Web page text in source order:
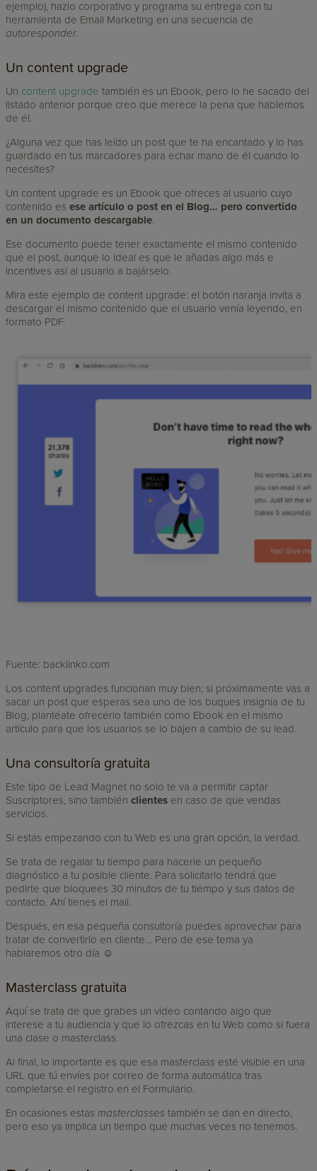
ejemplo), hazlo corporativo y programa su entrega con tu
herramienta de Email Marketing en una secuencia de
autoresponder.
Un content upgrade
Un content upgrade también es un Ebook, pero lo he sacado del
listado anterior porque creo que merece la pena que hablemos
de él.
¿Alguna vez que has leído un post que te ha encantado y lo has
guardado en tus marcadores para echar mano de él cuando lo
necesites?
Un content upgrade es un Ebook que ofreces al usuario cuyo
contenido esese artículo o post en el Blog… pero convertido
en un documento descargable.
Ese documento puede tener exactamente el mismo contenido
que el post, aunque lo ideal es que le añadas algo más e
incentives así al usuario a bajárselo.
Mira este ejemplo de content upgrade: el botón naranja invita a
descargar el mismo contenido que el usuario venía leyendo, en
formato PDF.
Fuente: backlinko.com
Los content upgrades funcionan muy bien; si próximamente vas a
sacar un post que esperas sea uno de los buques insignia de tu
Blog, plantéate ofrecerlo también como Ebook en el mismo
artículo para que los usuarios se lo bajen a cambio de su lead.
Una consultoría gratuita
Este tipo de Lead Magnet no solo te va a permitir captar
Suscriptores, sino tambiénclientes en caso de que vendas
servicios.
Si estás empezando con tu Web es una gran opción, la verdad.
Se trata de regalar tu tiempo para hacerle un pequeño
diagnóstico a tu posible cliente. Para solicitarlo tendrá que
pedirte que bloquees 30 minutos de tu tiempo y sus datos de
contacto. Ahí tienes el mail.
Después, en esa pequeña consultoría puedes aprovechar para
tratar de convertirlo en cliente… Pero de ese tema ya
hablaremos otro día ☺
Masterclass gratuita
Aquí se trata de que grabes un video contando algo que
interese a tu audiencia y que lo ofrezcas en tu Web como si fuera
una clase o masterclass.
Al final, lo importante es que esa masterclass esté visible en una
URL que tú envíes por correo de forma automática tras
completarse el registro en el Formulario.
En ocasiones estasmasterclasses también se dan en directo,
pero eso ya implica un tiempo que muchas veces no tenemos.